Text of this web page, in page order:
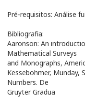
Pré-requisitos: Análise
Bibliografia:
Aaronson: An
Mathematical Surveys
and Monographs,
Kessebohmer,
Numbers. De
Gruyter Gradua